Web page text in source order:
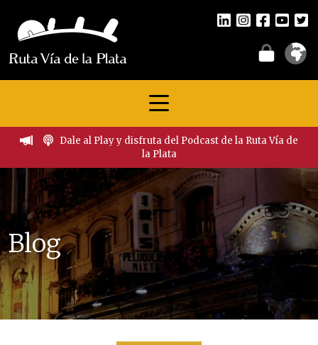
Dale al Play y disfruta del Podcast de la Ruta Vía de
la Plata
Blog